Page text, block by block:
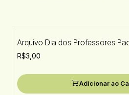
Arquivo Dia dos Professores
R$3,00
Adicionar ao